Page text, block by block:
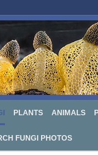
PLANTS ANIMALS
FUNGI PHOTOS
북5
북5